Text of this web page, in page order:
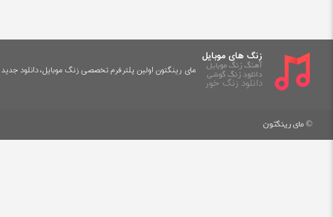
زنگ های موبایل
آهنگ زنگ موبایل
دانلود زنگ گوشی
دانلود زنگ خور
مای رینگتون اولین پلترفرم تخصصی زنگ موبایل، دانلود
© مای رینگتون